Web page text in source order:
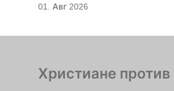
01. Авг 2026
Христиане